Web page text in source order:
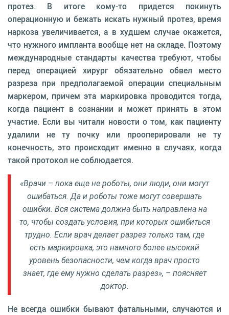
протез. В итоге кому-то придется покинуть
операционную и бежать искать нужный протез, время
наркоза увеличивается, а в худшем случае окажется,
что нужного импланта вообще нет на складе. Поэтому
международные стандарты качества требуют, чтобы
перед операцией хирург обязательно обвел место
разреза при предполагаемой операции специальным
маркером, причем эта маркировка проводится тогда,
когда пациент в сознании и может принять в этом
участие. Если вы читали новости о том, как пациенту
удалили не ту почку или прооперировали не ту
конечность, это происходит именно в случаях, когда
такой протокол не соблюдается.
«Врачи – пока еще не роботы, они люди, они могут
ошибаться. Да и роботы тоже могут совершать
ошибки. Вся система должна быть направлена на
то, чтобы создать условия, при которых ошибиться
трудно. Если врач делает разрез только там, где
есть маркировка, это намного более высокий
уровень безопасности, чем когда врач просто
знает, где ему нужно сделать разрез», – поясняет
доктор.
Не всегда ошибки бывают фатальными, случаются и